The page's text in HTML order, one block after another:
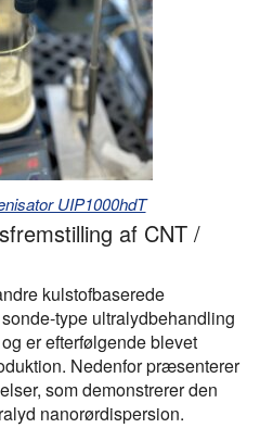
UIP1000hdT
af CNT /
kulstofbaserede
type ultralydbehandling
er efterfølgende blevet
Nedenfor præsenterer
som demonstrerer den
nanorørdispersion.